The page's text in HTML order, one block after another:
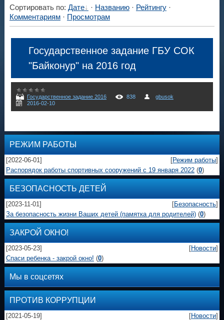
Сортировать по: Дате · Названию· Рейтингу·
Комментариям· Просмотрам
Государственное задание ГБУ СОК
"Байконур" на 2016 год
Государственное задание 2016 838
gbusok
2016-02-10
РЕЖИМ РАБОТЫ
[2022-06-01] [Режим работы]
Распорядок работы спортивных сооружений с 19 января 2022 (0)
БЕЗОПАСНОСТЬ ДЕТЕЙ
[2023-11-01] [Безопасность]
За безопасность жизни Ваших детей (памятка для родителей) (0)
ЗАКРОЙ ОКНО!
[2023-05-23] [Новости]
Спаси ребенка - закрой окно! (0)
Мы в соцсетях
ПРОТИВ КОРРУПЦИИ
[2021-05-19] [Новости]